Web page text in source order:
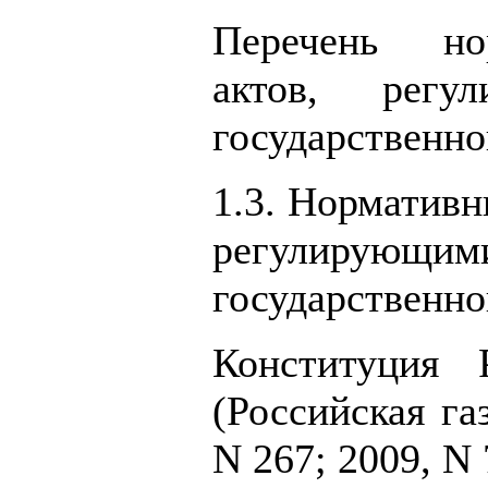
Перечень
актов,
1.3.
Конституция
(Российская
N 267; 2009, N